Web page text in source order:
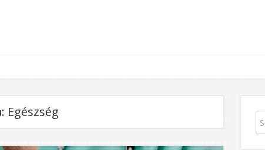
Egészség